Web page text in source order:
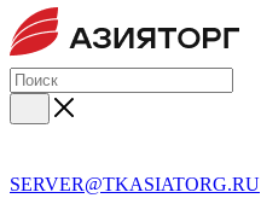
SERVER@TKASIATORG.RU